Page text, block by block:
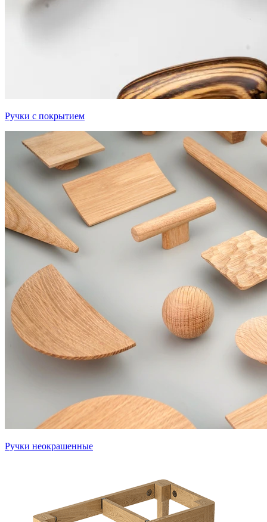
Ручки с покрытием
Ручки неокрашенные